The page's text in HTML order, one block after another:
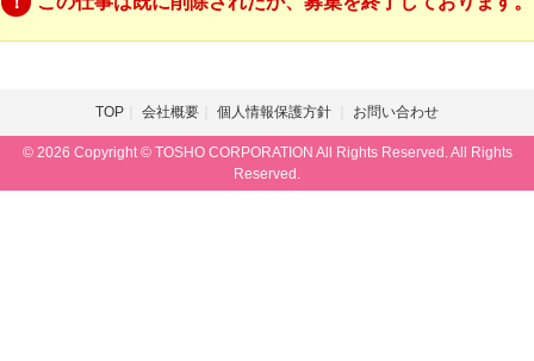
TOP 会社概要 個人情報保護方針 お問い合わせ
© 2026 Copyright © TOSHO CORPORATION All Rights Reserved. All Rights
Reserved.